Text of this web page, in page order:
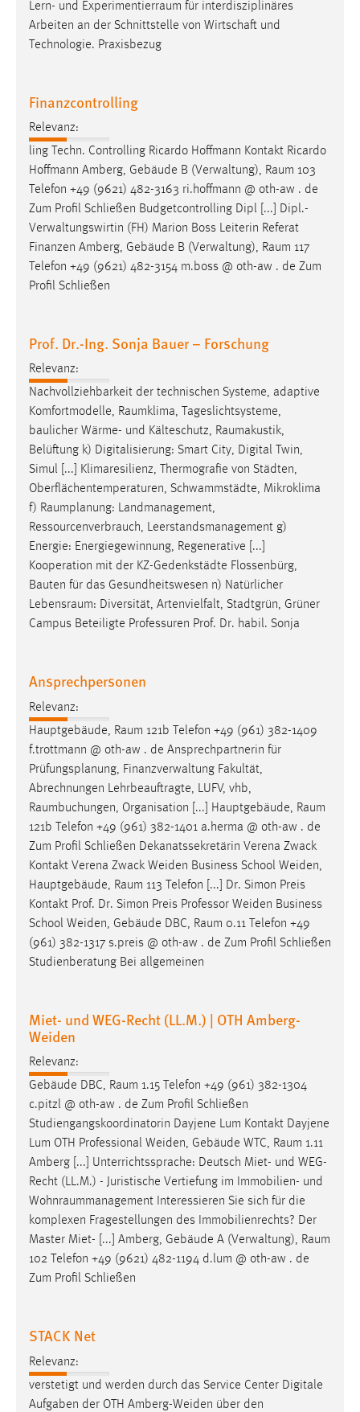
Lern- und Experimentierraum für interdisziplinäres
Arbeiten an der Schnittstelle von Wirtschaft und
Technologie. Praxisbezug
Finanzcontrolling
Relevanz:
ling Techn. Controlling Ricardo Hoffmann Kontakt Ricardo
Hoffmann Amberg, Gebäude B (Verwaltung), Raum 103
Telefon +49 (9621) 482-3163 ri.hoffmann @ oth-aw . de
Zum Profil Schließen Budgetcontrolling Dipl [...] Dipl.-
Verwaltungswirtin (FH) Marion Boss Leiterin Referat
Finanzen Amberg, Gebäude B (Verwaltung), Raum 117
Telefon +49 (9621) 482-3154 m.boss @ oth-aw . de Zum
Profil Schließen
Prof. Dr.-Ing. Sonja Bauer – Forschung
Relevanz:
Nachvollziehbarkeit der technischen Systeme, adaptive
Komfortmodelle, Raumklima, Tageslichtsysteme,
baulicher Wärme- und Kälteschutz, Raumakustik,
Belüftung k) Digitalisierung: Smart City, Digital Twin,
Simul [...] Klimaresilienz, Thermografie von Städten,
Oberflächentemperaturen, Schwammstädte, Mikroklima
f) Raumplanung: Landmanagement,
Ressourcenverbrauch, Leerstandsmanagement g)
Energie: Energiegewinnung, Regenerative [...]
Kooperation mit der KZ-Gedenkstädte Flossenbürg,
Bauten für das Gesundheitswesen n) Natürlicher
Lebensraum: Diversität, Artenvielfalt, Stadtgrün, Grüner
Campus Beteiligte Professuren Prof. Dr. habil. Sonja
Ansprechpersonen
Relevanz:
Hauptgebäude, Raum 121b Telefon +49 (961) 382-1409
f.trottmann @ oth-aw . de Ansprechpartnerin für
Prüfungsplanung, Finanzverwaltung Fakultät,
Abrechnungen Lehrbeauftragte, LUFV, vhb,
Raumbuchungen, Organisation [...] Hauptgebäude, Raum
121b Telefon +49 (961) 382-1401 a.herma @ oth-aw . de
Zum Profil Schließen Dekanatssekretärin Verena Zwack
Kontakt Verena Zwack Weiden Business School Weiden,
Hauptgebäude, Raum 113 Telefon [...] Dr. Simon Preis
Kontakt Prof. Dr. Simon Preis Professor Weiden Business
School Weiden, Gebäude DBC, Raum 0.11 Telefon +49
(961) 382-1317 s.preis @ oth-aw . de Zum Profil Schließen
Studienberatung Bei allgemeinen
Miet- und WEG-Recht (LL.M.) | OTH Amberg-
Weiden
Relevanz:
Gebäude DBC, Raum 1.15 Telefon +49 (961) 382-1304
c.pitzl @ oth-aw . de Zum Profil Schließen
Studiengangskoordinatorin Dayjene Lum Kontakt Dayjene
Lum OTH Professional Weiden, Gebäude WTC, Raum 1.11
Amberg [...] Unterrichtssprache: Deutsch Miet- und WEG-
Recht (LL.M.) - Juristische Vertiefung im Immobilien- und
Wohnraummanagement Interessieren Sie sich für die
komplexen Fragestellungen des Immobilienrechts? Der
Master Miet- [...] Amberg, Gebäude A (Verwaltung), Raum
102 Telefon +49 (9621) 482-1194 d.lum @ oth-aw . de
Zum Profil Schließen
STACK Net
Relevanz:
verstetigt und werden durch das Service Center Digitale
Aufgaben der OTH Amberg-Weiden über den
EXTERNE MEDIEN
Um Inhalte von Videoplattformen und Social Media
Plattformen anzeigen zu können, werden von diesen
YouTube
Vimeo